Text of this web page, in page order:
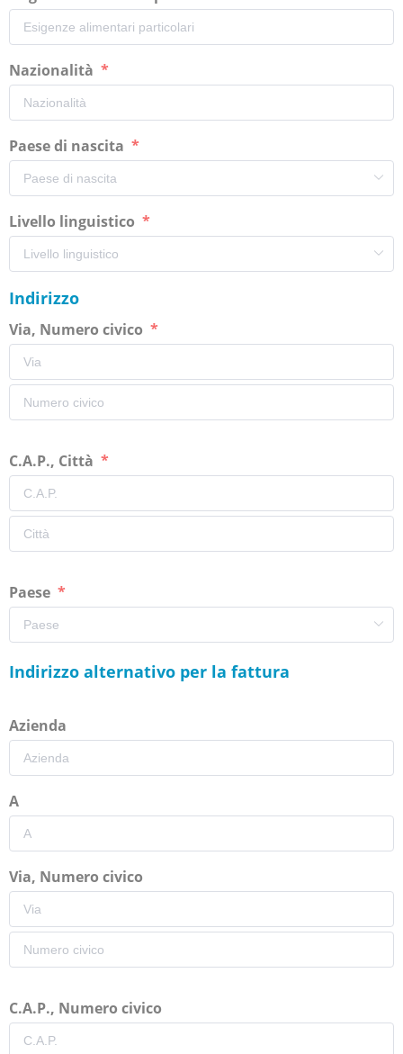
Nazionalità
Paese di nascita
Livello linguistico
Indirizzo
Via, Numero civico
C.A.P., Città
Paese
Indirizzo alternativo per la fattura
Azienda
A
Via, Numero civico
C.A.P., Numero civico